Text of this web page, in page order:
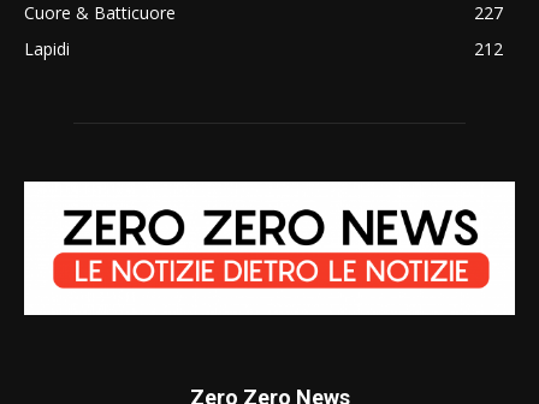
Cuore & Batticuore
227
Lapidi
212
Zero Zero News